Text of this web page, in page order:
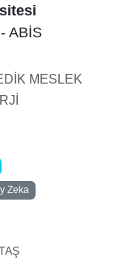
ABİS
MESLEK
Zeka